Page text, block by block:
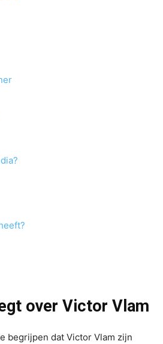
over Victor Vlam
begrijpen dat Victor Vlam zijn